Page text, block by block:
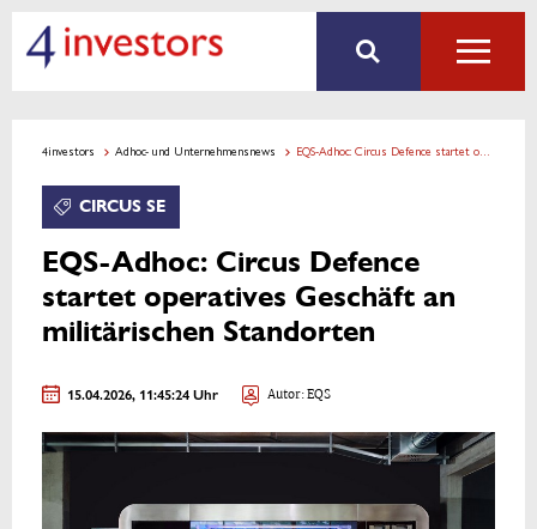
4investors Adhoc- und Unternehmensnews EQS-Adhoc: Circus Defence startet operatives Geschäft an militärischen Standorten
CIRCUS SE
EQS-Adhoc: Circus Defence
startet operatives Geschäft an
militärischen Standorten
15.04.2026, 11:45:24 Uhr Autor: EQS